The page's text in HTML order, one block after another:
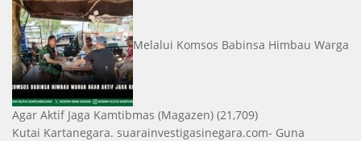
Melalui Komsos Babinsa Himbau Warga
Agar Aktif Jaga Kamtibmas (Magazen) (21,709)
Kutai Kartanegara. suarainvestigasinegara.com- Guna